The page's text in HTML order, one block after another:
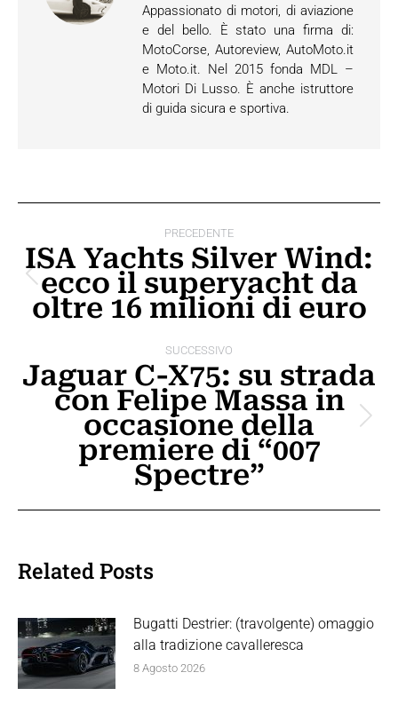
Appassionato di motori, di aviazione
e del bello. È stato una firma di:
MotoCorse, Autoreview, AutoMoto.it
e Moto.it. Nel 2015 fonda MDL –
Motori Di Lusso. È anche istruttore
di guida sicura e sportiva.
tra
post
PRECEDENTE
Post
precedente:
ISA Yachts Silver Wind:
ecco il superyacht da
oltre 16 milioni di euro
SUCCESSIVO
Prossimo
post:
Jaguar C-X75: su strada
con Felipe Massa in
occasione della
premiere di “007
Spectre”
Related Posts
Bugatti Destrier: (travolgente) omaggio
alla tradizione cavalleresca
8 Agosto 2026